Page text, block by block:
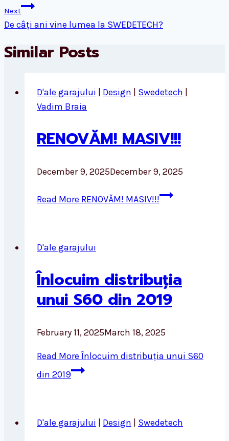
Next
De câți ani vine lumea la SWEDETECH?
Similar Posts
D'ale garajului Design Swedetech
Vadim Braia
RENOVĂM! MASIV!!!
December 9, 2025December 9, 2025
Read More RENOVĂM! MASIV!!!
D'ale garajului
Înlocuim distribuția
unui S60 din 2019
February 11, 2025March 18, 2025
Read MoreÎnlocuim distribuția unui S60
din 2019
D'ale garajului Design Swedetech